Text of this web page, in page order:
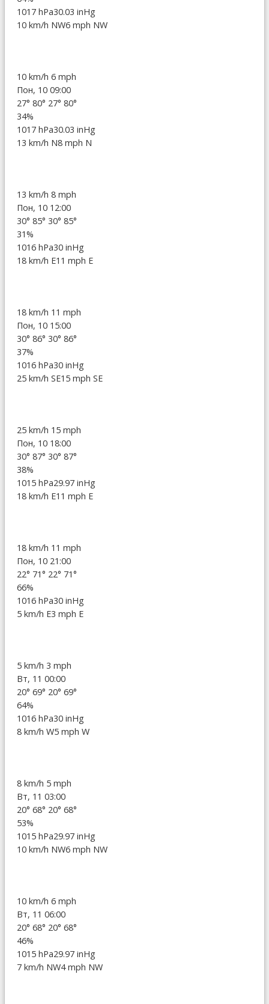
1017 hPa30.03 inHg
10 km/h NW6 mph NW
10 km/h 6 mph
Пон, 10 09:00
27° 80° 27° 80°
34%
1017 hPa30.03 inHg
13 km/h N8 mph N
13 km/h 8 mph
Пон, 10 12:00
30° 85° 30° 85°
31%
1016 hPa30 inHg
18 km/h E11 mph E
18 km/h 11 mph
Пон, 10 15:00
30° 86° 30° 86°
37%
1016 hPa30 inHg
25 km/h SE15 mph SE
25 km/h 15 mph
Пон, 10 18:00
30° 87° 30° 87°
38%
1015 hPa29.97 inHg
18 km/h E11 mph E
18 km/h 11 mph
Пон, 10 21:00
22° 71° 22° 71°
66%
1016 hPa30 inHg
5 km/h E3 mph E
5 km/h 3 mph
Вт, 11 00:00
20° 69° 20° 69°
64%
1016 hPa30 inHg
8 km/h W5 mph W
8 km/h 5 mph
Вт, 11 03:00
20° 68° 20° 68°
53%
1015 hPa29.97 inHg
10 km/h NW6 mph NW
10 km/h 6 mph
Вт, 11 06:00
20° 68° 20° 68°
46%
1015 hPa29.97 inHg
7 km/h NW4 mph NW